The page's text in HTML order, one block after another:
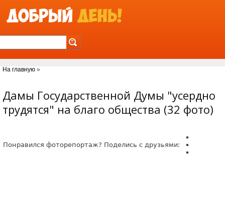
На главную »
Дамы Государственной Думы "усердно
трудятся" на благо общества (32 фото)
Понравился фоторепортаж? Поделись с друзьями: